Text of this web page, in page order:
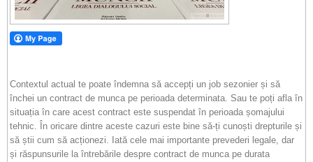
Contextul actual te poate îndemna să accepți un job sezonier și să
închei un contract de munca pe perioada determinata. Sau te poți afla în
situația în care acest contract este suspendat în perioada șomajului
tehnic. În oricare dintre aceste cazuri este bine să-ți cunoști drepturile și
să știi cum să acționezi. Iată cele mai importante prevederi legale, dar
și răspunsurile la întrebările despre contract de munca pe durata